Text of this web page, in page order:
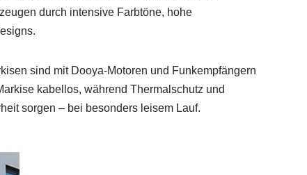
durch intensive Farbtöne, hohe
sind mit Dooya‑Motoren und Funkempfängern
kabellos, während Thermalschutz und
sorgen – bei besonders leisem Lauf.